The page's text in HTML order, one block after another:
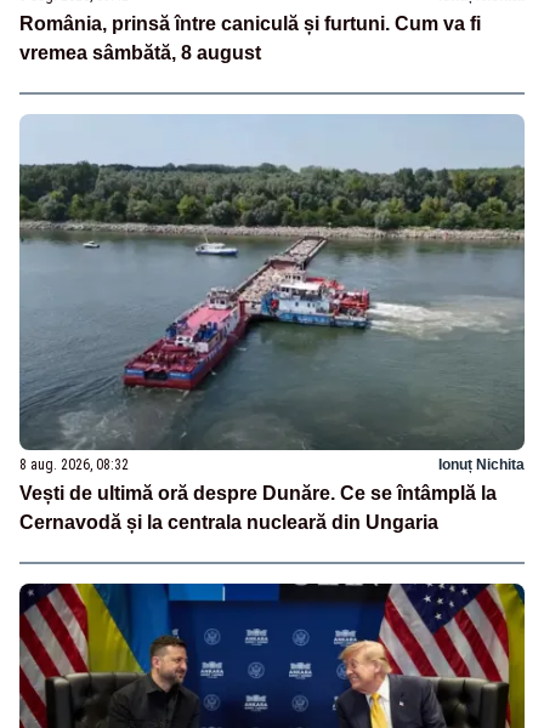
România, prinsă între caniculă și furtuni. Cum va fi
vremea sâmbătă, 8 august
8 aug. 2026, 08:32 Ionuț Nichita
Vești de ultimă oră despre Dunăre. Ce se întâmplă la
Cernavodă și la centrala nucleară din Ungaria